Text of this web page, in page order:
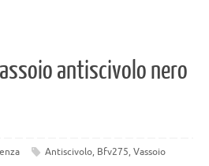
antiscivolo nero
Antiscivolo, Bfv275,Vassoio